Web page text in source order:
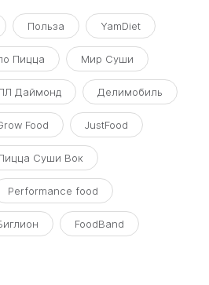
Польза YamDiet
Пицца Мир Суши
Даймонд Делимобиль
Food JustFood
Суши Вок
Performance food
FoodBand